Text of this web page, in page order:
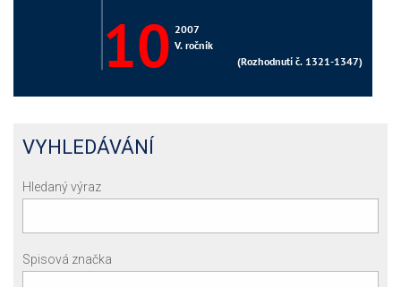
VYHLEDÁVÁNÍ
Hledaný výraz
Spisová značka